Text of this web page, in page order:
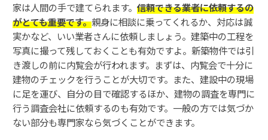
家は人間の手で建てられます。 信頼できる業者に依頼するの
がとても重要です。親身に相談に乗ってくれるか、対応は誠
実かなど、いい業者さんに依頼しましょう。建築中の工程を
写真に撮って残しておくことも有効ですよ。新築物件では引
き渡しの前に内覧会が行われます。まずは、内覧会で十分に
建物のチェックを行うことが大切です。また、建設中の現場
に足を運び、自分の目で確認するほか、建物の調査を専門に
行う調査会社に依頼するのも有効です。一般の方では気づか
ない部分も専門家なら気づくことができます。